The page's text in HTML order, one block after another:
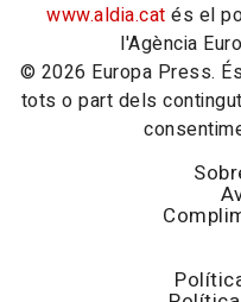
www.aldia.cat és el
l'Agència
© 2026 Europa Press.
tots o part dels